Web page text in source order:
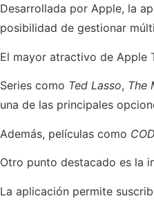
Desarrollada por Apple, la
posibilidad de gestionar
El mayor atractivo de Apple
Series como Ted Lasso, The
una de las principales
Además, películas como
Otro punto destacado es la
La aplicación permite